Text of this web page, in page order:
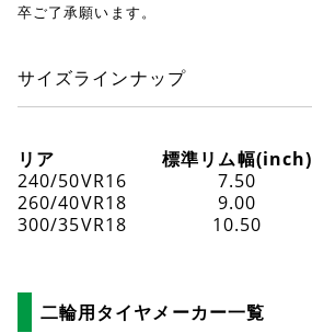
卒ご了承願います。
サイズラインナップ
リア
240/50VR16
260/40VR18
300/35VR18
標準リム幅(inch)
7.50
9.00
10.50
二輪用タイヤメーカー一覧